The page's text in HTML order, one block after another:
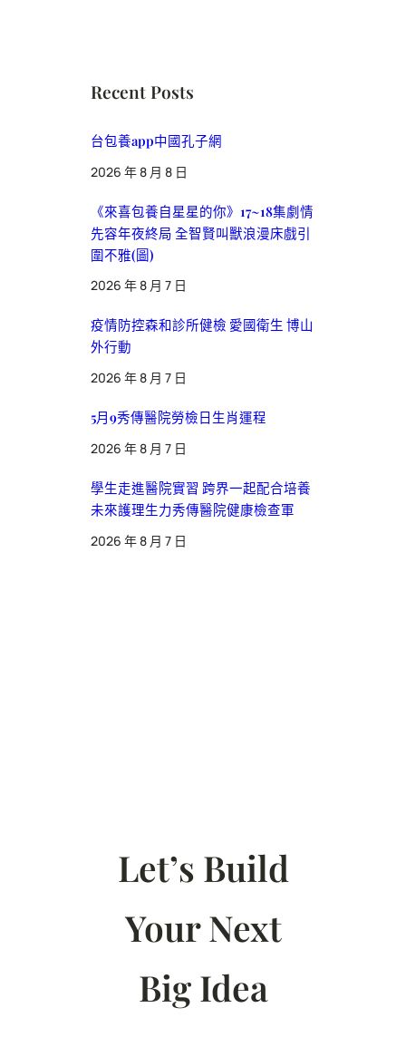
Recent Posts
台包養app中國孔子網
2026 年 8 月 8 日
《來喜包養自星星的你》17~18集劇情
先容年夜終局 全智賢叫獸浪漫床戲引
圍不雅(圖)
2026 年 8 月 7 日
疫情防控森和診所健檢 愛國衛生 博山
外行動
2026 年 8 月 7 日
5月9秀傳醫院勞檢日生肖運程
2026 年 8 月 7 日
學生走進醫院實習 跨界一起配合培養
未來護理生力秀傳醫院健康檢查軍
2026 年 8 月 7 日
Let’s Build
Your Next
Big Idea